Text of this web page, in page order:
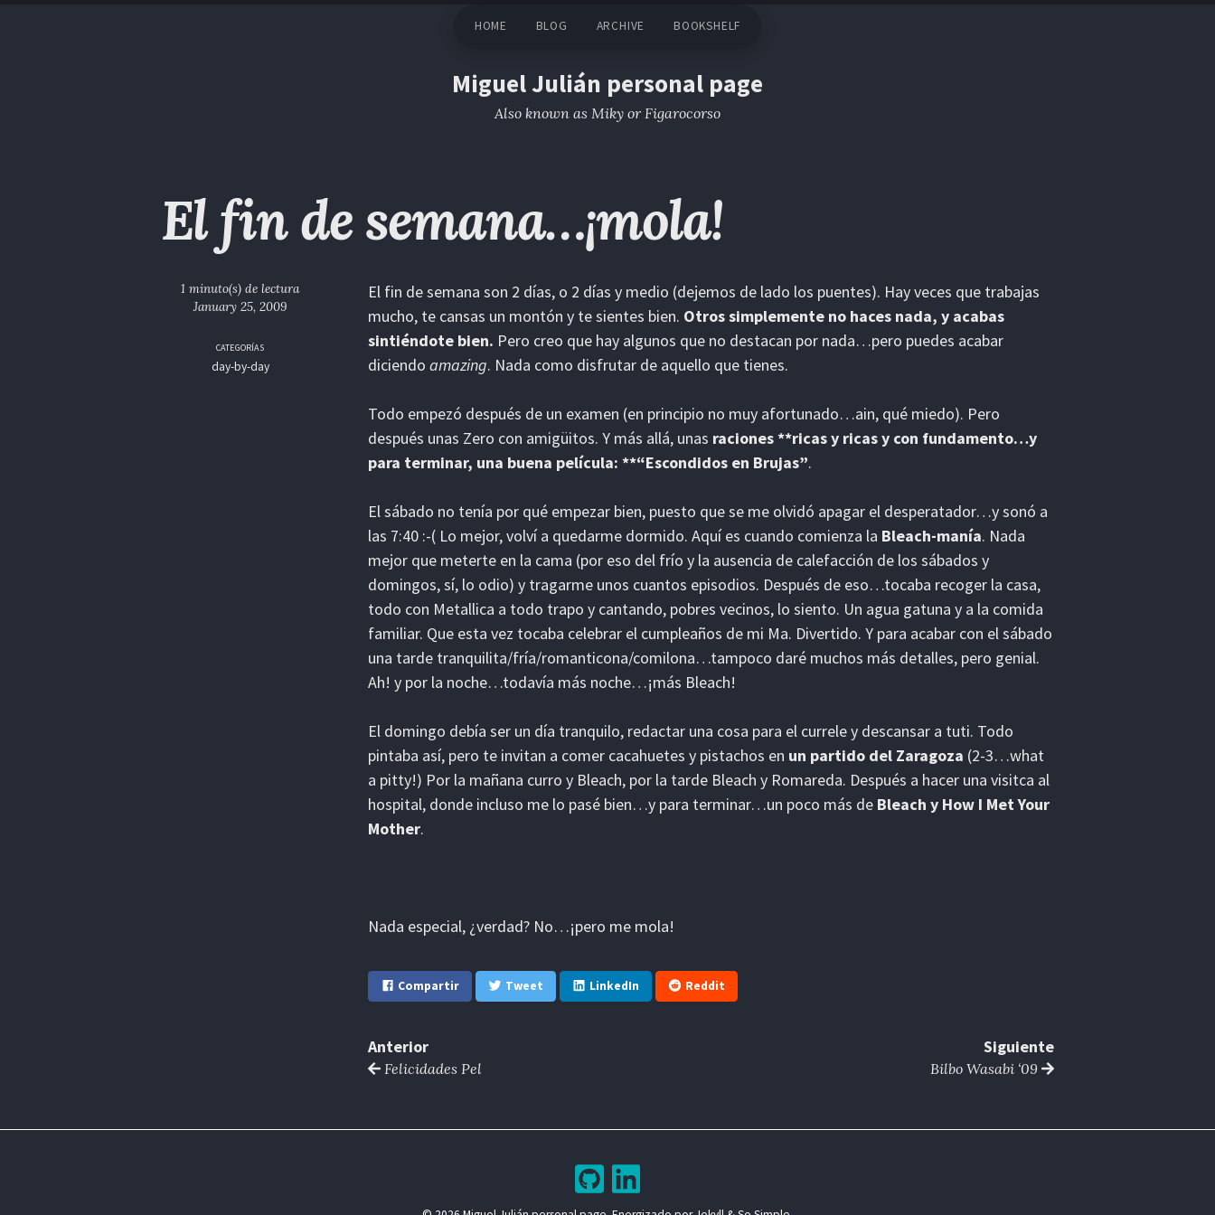
HOME BLOG ARCHIVE BOOKSHELF
Miguel Julián personal page
Also known as Miky or Figarocorso
El fin de semana…¡mola!
1 minuto(s) de lectura
January 25, 2009
CATEGORÍAS
day-by-day
El fin de semana son 2 días, o 2 días y medio (dejemos de lado los puentes). Hay veces que trabajas
mucho, te cansas un montón y te sientes bien. Otros simplemente no haces nada, y acabas
sintiéndote bien. Pero creo que hay algunos que no destacan por nada…pero puedes acabar
diciendo amazing. Nada como disfrutar de aquello que tienes.
Todo empezó después de un examen (en principio no muy afortunado…ain, qué miedo). Pero
después unas Zero con amigüitos. Y más allá, unas raciones **ricas y ricas y con fundamento…y
para terminar, una buena película: **“Escondidos en Brujas”.
El sábado no tenía por qué empezar bien, puesto que se me olvidó apagar el desperatador…y sonó a
las 7:40 :-( Lo mejor, volví a quedarme dormido. Aquí es cuando comienza la Bleach-manía. Nada
mejor que meterte en la cama (por eso del frío y la ausencia de calefacción de los sábados y
domingos, sí, lo odio) y tragarme unos cuantos episodios. Después de eso…tocaba recoger la casa,
todo con Metallica a todo trapo y cantando, pobres vecinos, lo siento. Un agua gatuna y a la comida
familiar. Que esta vez tocaba celebrar el cumpleaños de mi Ma. Divertido. Y para acabar con el sábado
una tarde tranquilita/fría/romanticona/comilona…tampoco daré muchos más detalles, pero genial.
Ah! y por la noche…todavía más noche…¡más Bleach!
El domingo debía ser un día tranquilo, redactar una cosa para el currele y descansar a tuti. Todo
pintaba así, pero te invitan a comer cacahuetes y pistachos en un partido del Zaragoza (2-3…what
a pitty!) Por la mañana curro y Bleach, por la tarde Bleach y Romareda. Después a hacer una visitca al
hospital, donde incluso me lo pasé bien…y para terminar…un poco más de Bleach y How I Met Your
Mother.
Nada especial, ¿verdad? No…¡pero me mola!
Compartir Tweet LinkedIn Reddit
Anterior
Felicidades Pel
Siguiente
Bilbo Wasabi ‘09